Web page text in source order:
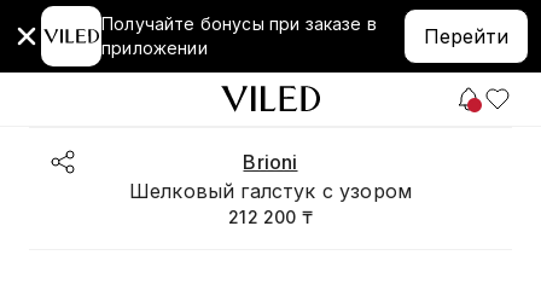
Получайте бонусы при заказе в
приложении
Перейти
Brioni
Шелковый галстук с узором
212 200 ₸